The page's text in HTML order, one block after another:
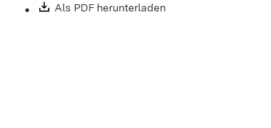
Download:
Als PDF herunterladen